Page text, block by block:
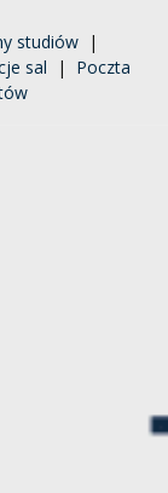
studiów |
sal | Poczta